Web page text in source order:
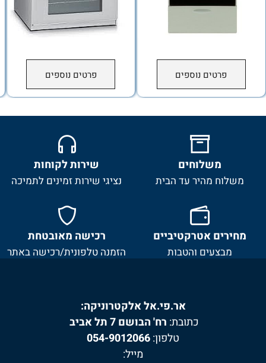
פרטים נוספים פרטים נוספים
משלוחים
משלוח מהיר עד הבית
שירות לקוחות
נציגי שירות זמינים לתמיכה
מחירים אטרקטיביים
מבצעים והטבות
רכישה מאובטחת
הזמנה טלפונית/רכישה באתר
אר.פי.אל אלקטרוניקה:
כתובת: רח' הבושם 7 תל אביב
טלפון:054-9012066
מייל: